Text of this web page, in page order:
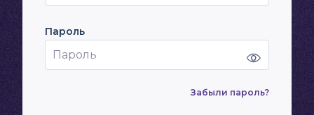
Пароль
Пароль
Забыли пароль?